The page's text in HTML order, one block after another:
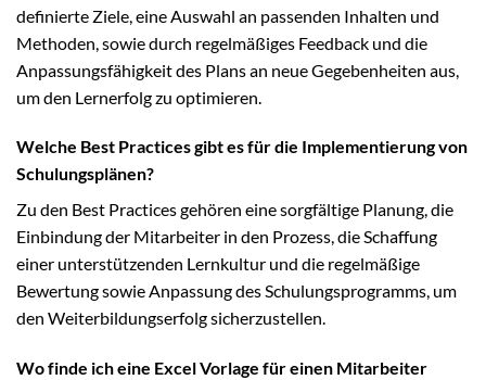
definierte Ziele, eine Auswahl an passenden Inhalten und
Methoden, sowie durch regelmäßiges Feedback und die
Anpassungsfähigkeit des Plans an neue Gegebenheiten aus,
um den Lernerfolg zu optimieren.
Welche Best Practices gibt es für die Implementierung von
Schulungsplänen?
Zu den Best Practices gehören eine sorgfältige Planung, die
Einbindung der Mitarbeiter in den Prozess, die Schaffung
einer unterstützenden Lernkultur und die regelmäßige
Bewertung sowie Anpassung des Schulungsprogramms, um
den Weiterbildungserfolg sicherzustellen.
Wo finde ich eine Excel Vorlage für einen Mitarbeiter